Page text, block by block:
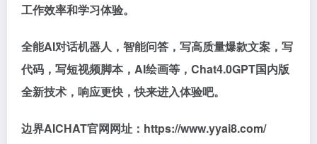
工作效率和学习体验。
全能AI对话机器人，智能问答，写高质量爆款文案，写
代码，写短视频脚本，AI绘画等，Chat4.0GPT国内版
全新技术，响应更快，快来进入体验吧。
边界AICHAT官网网址：https://www.yyai8.com/